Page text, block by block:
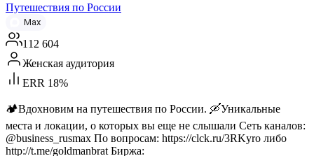
Путешествия по России
Max
112 604
Женская аудитория
ERR 18%
🏕️Вдохновим на путешествия по России. 🛶Уникальные
места и локации, о которых вы еще не слышали Сеть каналов:
@business_rusmax По вопросам: https://clck.ru/3RKyro либо
http://t.me/goldmanbrat Биржа: